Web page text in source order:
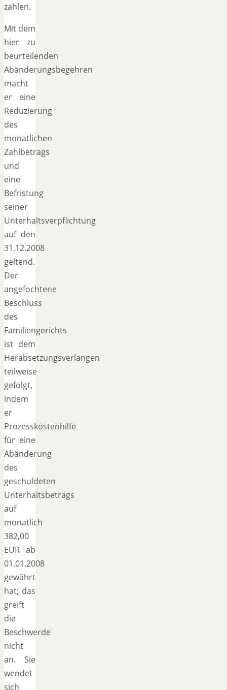
zahlen.
Mit dem
hier zu
beurteilenden
Abänderungsbegehren
macht
er eine
Reduzierung
des
monatlichen
Zahlbetrags
und
eine
Befristung
seiner
Unterhaltsverpflichtung
auf den
31.12.2008
geltend.
Der
angefochtene
Beschluss
des
Familiengerichts
ist dem
Herabsetzungsverlangen
teilweise
gefolgt,
indem
er
Prozesskostenhilfe
für eine
Abänderung
des
geschuldeten
Unterhaltsbetrags
auf
monatlich
382,00
EUR ab
01.01.2008
gewährt
hat; das
greift
die
Beschwerde
nicht
an. Sie
wendet
sich